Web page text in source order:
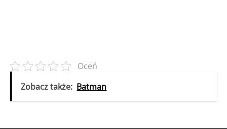
Oceń
Zobacz także: Batman